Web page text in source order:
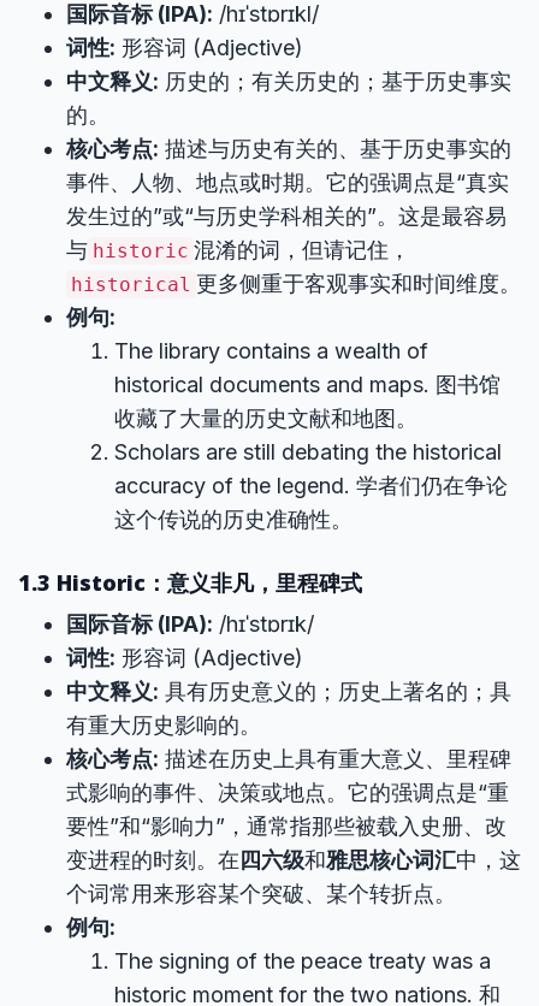
国际音标 (IPA): /hɪˈstɒrɪkl/
词性: 形容词 (Adjective)
中文释义: 历史的；有关历史的；基于历史事实
的。
核心考点: 描述与历史有关的、基于历史事实的
事件、人物、地点或时期。它的强调点是“真实
发生过的”或“与历史学科相关的”。这是最容易
与 historic 混淆的词，但请记住，
historical 更多侧重于客观事实和时间维度。
例句:
The library contains a wealth of
historical documents and maps. 图书馆
收藏了大量的历史文献和地图。
Scholars are still debating the historical
accuracy of the legend. 学者们仍在争论
这个传说的历史准确性。
1.3 Historic：意义非凡，里程碑式
国际音标 (IPA): /hɪˈstɒrɪk/
词性: 形容词 (Adjective)
中文释义: 具有历史意义的；历史上著名的；具
有重大历史影响的。
核心考点: 描述在历史上具有重大意义、里程碑
式影响的事件、决策或地点。它的强调点是“重
要性”和“影响力”，通常指那些被载入史册、改
变进程的时刻。在 四六级和雅思核心词汇中，这
个词常用来形容某个突破、某个转折点。
例句:
The signing of the peace treaty was a
historic moment for the two nations. 和